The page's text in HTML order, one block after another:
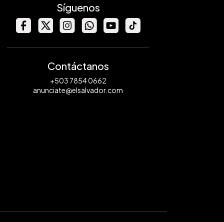
Síguenos
Contáctanos
+503 7854 0662
anunciate@elsalvador.com